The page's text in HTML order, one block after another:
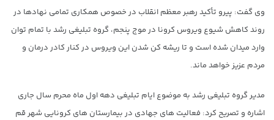
وی گفت: پیرو تأکید رهبر معظم انقلاب در خصوص همکاری تمامی نهادها در
روند کاهش شیوع ویروس کرونا در موج پنجم، گروه تبلیغی رشد با تمام توان
وارد میدان شده است و تا ریشه کن شدن این ویروس در کنار کادر درمان و
مردم عزیز خواهد ماند.
مدیر گروه تبلیغی رشد به موضوع ایام تبلیغی دهه اول ماه محرم سال جاری
اشاره و تصریح کرد: فعالیت های جهادی در بیمارستان های کرونایی شهر قم